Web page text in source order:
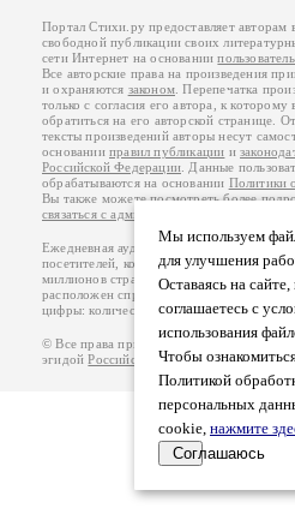
Мы используем
для улучшения
Оставаясь на
соглашаетесь с
использования
Чтобы
Политикой
персональных
cookie, нажмите
Соглашаюсь
Портал Стихи.ру предоставляет авторам
свободной публикации своих
сети Интернет на основании
Все авторские права на произведения
и охраняются законом . Перепечатка
только с согласия его автора, к
обратиться на его авторской странице.
тексты произведений авторы несут
основанииправил публикации и
Российской Федерации . Данные
обрабатываются на основании Политики
Вы также можете посмотреть более
связаться с администрацией
Ежедневная аудитория портала Стихи.ру
посетителей, которые в общей сумме
миллионов страниц по данным счетчика
расположен справа от этого текста. В
цифры: количество просмотров и
© Все права принадлежат авторам,
эгидойРоссийского союза писателей.18+